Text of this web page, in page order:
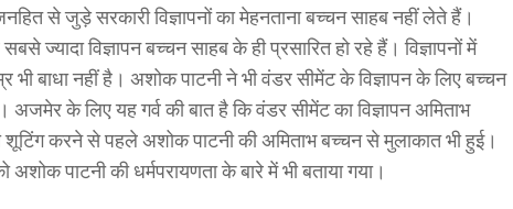
से जुड़े सरकारी विज्ञापनों का मेहनताना बच्चन साहब नहीं लेते हैं।
ज्यादा विज्ञापन बच्चन साहब के ही प्रसारित हो रहे हैं। विज्ञापनों में
भी बाधा नहीं है। अशोक पाटनी ने भी वंडर सीमेंट के विज्ञापन के लिए बच्चन
अजमेर के लिए यह गर्व की बात है कि वंडर सीमेंट का विज्ञापन अमिताभ
शूटिंग करने से पहले अशोक पाटनी की अमिताभ बच्चन से मुलाकात भी हुई।
पाटनी की धर्मपरायणता के बारे में भी बताया गया।